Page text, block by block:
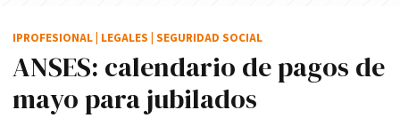
ANSES: calendario de pagos de
mayo para jubilados
IPROFESIONAL LEGALES SEGURIDAD SOCIAL